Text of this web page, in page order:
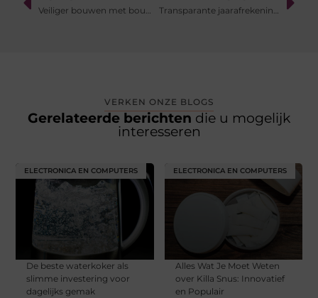
Veiliger bouwen met bouwmaterialen in Brandklasse B binnen folie techniek Transparante jaarafrekening binnen een VvE: waarom het cruciaal is
VERKEN ONZE BLOGS
Gerelateerde berichten die u mogelijk
interesseren
ELECTRONICA EN COMPUTERS
De beste waterkoker als
slimme investering voor
dagelijks gemak
ELECTRONICA EN COMPUTERS
Alles Wat Je Moet Weten
over Killa Snus: Innovatief
en Populair